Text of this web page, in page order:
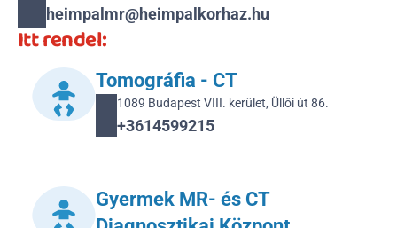
heimpalmr@heimpalkorhaz.hu
Itt rendel:
Tomográfia - CT
1089 Budapest VIII. kerület, Üllői út 86.
+3614599215
Gyermek MR- és CT